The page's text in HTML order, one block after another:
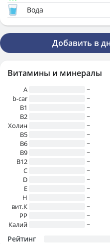
Вода
Добавить в
Витамины и минералы
A
~
b-car
~
В1
~
B2
~
Холин
~
B5
~
B6
~
B9
~
B12
~
C
~
D
~
E
~
H
~
вит.К
~
PP
~
Калий
~
Рейтинг